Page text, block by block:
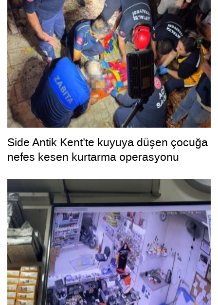
Side Antik Kent’te kuyuya düşen çocuğa
nefes kesen kurtarma operasyonu